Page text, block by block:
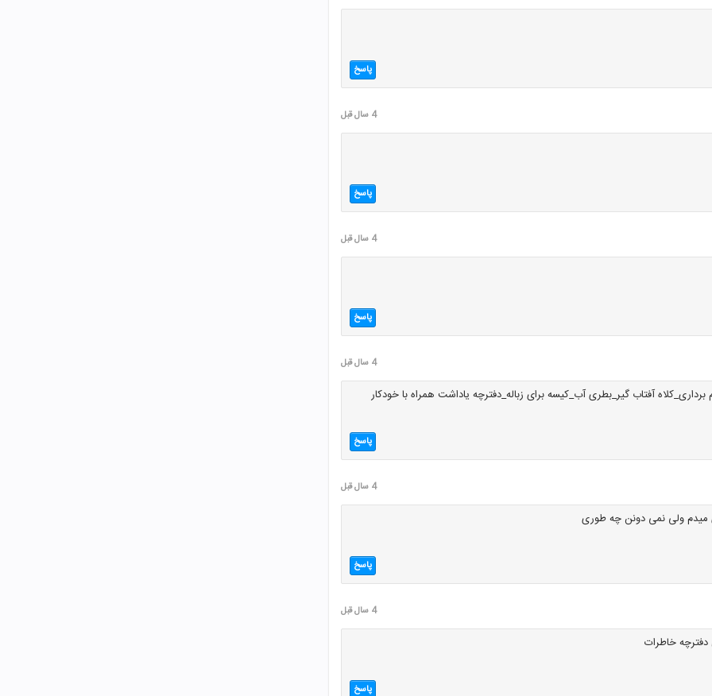
پاسخ
4 سال قبل
پاسخ
4 سال قبل
پاسخ
4 سال قبل
آفتاب گیر_بطری آب_کیسه برای زباله_دفترچه یاداشت همراه با خودکار
پاسخ
4 سال قبل
ولی نمی دونن چه طوری
پاسخ
4 سال قبل
خاطرات
پاسخ